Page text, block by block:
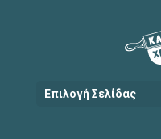
Επιλογή Σελίδας